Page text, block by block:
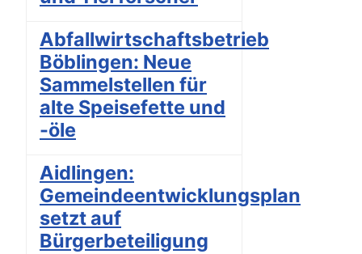
Abfallwirtschaftsbetrieb
Böblingen: Neue
Sammelstellen für
alte Speisefette und
-öle
Aidlingen:
Gemeindeentwicklungsplan
setzt auf
Bürgerbeteiligung